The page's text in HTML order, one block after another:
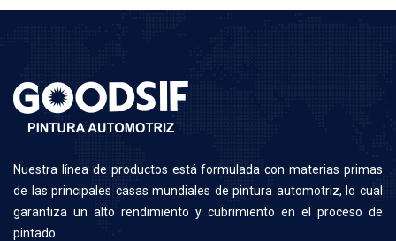
Nuestra línea de productos está formulada con materias primas
de las principales casas mundiales de pintura automotriz, lo cual
garantiza un alto rendimiento y cubrimiento en el proceso de
pintado.